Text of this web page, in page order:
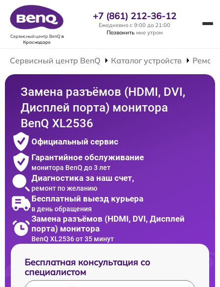
Сервисный центр BenQв
Краснодаре
+7 (861) 212-36-12
Ежедневно с 9:00 до 21:00
Позвонить мне утром
Сервисный центр BenQ Каталог устройств
Замена разъёмов (HDMI, DVI,
Дисплей порта) монитора
BenQ XL2536
Официальный сервис
Гарантийное обслуживание
монитора BenQ до 3 лет
Диагностика за наш счет,
ремонт по желанию
Бесплатный выезд курьера
в день обращения
Замена разъёмов (HDMI, DVI, Дисплей
порта) монитора
BenQ XL2536 от 35 минут
Бесплатная консультация со
специалистом